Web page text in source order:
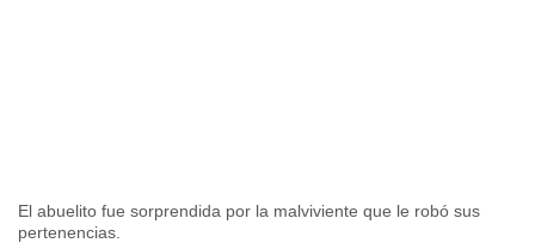
El abuelito fue sorprendida por la malviviente que le robó sus
pertenencias.